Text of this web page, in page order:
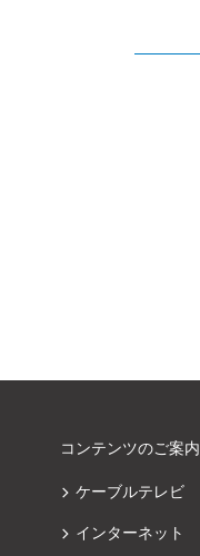
コンテンツのご案内
ケーブルテレビ
インターネット